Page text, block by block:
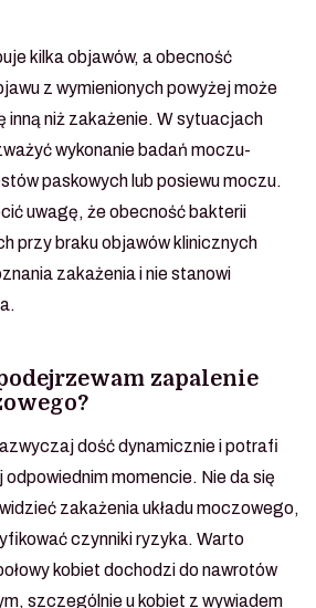
kilka objawów, a obecność
z wymienionych powyżej może
inną niż zakażenie. W sytuacjach
wykonanie badań moczu-
paskowych lub posiewu moczu.
uwagę, że obecność bakterii
przy braku objawów klinicznych
zakażenia i nie stanowi
zapalenie
dość dynamicznie i potrafi
momencie. Nie da się
zakażenia układu moczowego,
czynniki ryzyka. Warto
kobiet dochodzi do nawrotów
szczególnie u kobiet z wywiadem